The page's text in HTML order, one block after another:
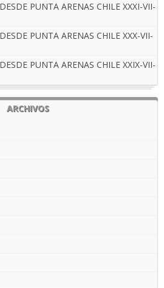
PUNTA ARENAS CHILE XXXI-VII-
PUNTA ARENAS CHILE XXX-VII-
PUNTA ARENAS CHILE XXIX-VII-
ARCHIVOS